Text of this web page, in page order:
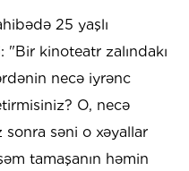
25 yaşlı
kinoteatr zalındakı
necə iyrənc
O, necə
sonra səni o xəyallar
tamaşanın həmin